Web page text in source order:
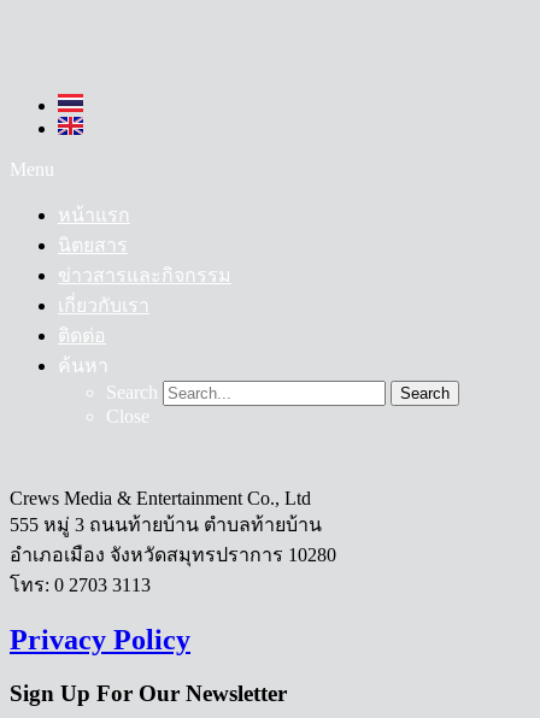
Menu
หน้าแรก
นิตยสาร
ข่าวสารและกิจกรรม
เกี่ยวกับเรา
ติดต่อ
ค้นหา
Search
Search
Close
Crews Media & Entertainment Co., Ltd
555 หมู่ 3 ถนนท้ายบ้าน ตำบลท้ายบ้าน
อำเภอเมือง จังหวัดสมุทรปราการ 10280
โทร: 0 2703 3113
Privacy Policy
Sign Up For Our Newsletter